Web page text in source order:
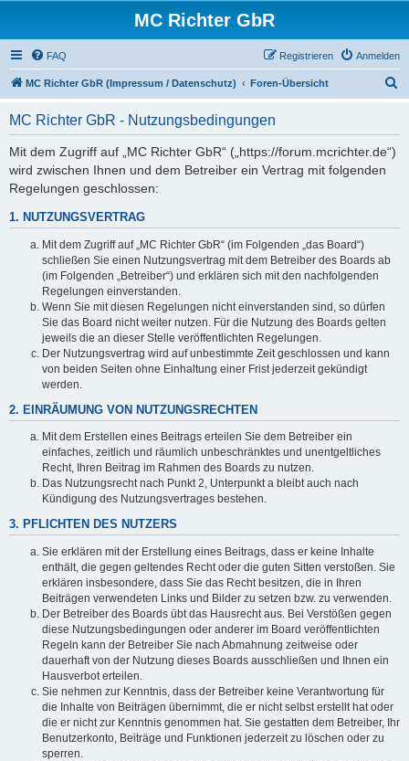
MC Richter GbR
FAQ Anmelden
Registrieren
MC Richter GbR (Impressum / Datenschutz) Foren-Übersicht
MC Richter GbR - Nutzungsbedingungen
Mit dem Zugriff auf „MC Richter GbR“ („https://forum.mcrichter.de“)
wird zwischen Ihnen und dem Betreiber ein Vertrag mit folgenden
Regelungen geschlossen:
1. NUTZUNGSVERTRAG
Mit dem Zugriff auf „MC Richter GbR“ (im Folgenden „das Board“)
schließen Sie einen Nutzungsvertrag mit dem Betreiber des Boards ab
(im Folgenden „Betreiber“) und erklären sich mit den nachfolgenden
Regelungen einverstanden.
Wenn Sie mit diesen Regelungen nicht einverstanden sind, so dürfen
Sie das Board nicht weiter nutzen. Für die Nutzung des Boards gelten
jeweils die an dieser Stelle veröffentlichten Regelungen.
Der Nutzungsvertrag wird auf unbestimmte Zeit geschlossen und kann
von beiden Seiten ohne Einhaltung einer Frist jederzeit gekündigt
werden.
2. EINRÄUMUNG VON NUTZUNGSRECHTEN
Mit dem Erstellen eines Beitrags erteilen Sie dem Betreiber ein
einfaches, zeitlich und räumlich unbeschränktes und unentgeltliches
Recht, Ihren Beitrag im Rahmen des Boards zu nutzen.
Das Nutzungsrecht nach Punkt 2, Unterpunkt a bleibt auch nach
Kündigung des Nutzungsvertrages bestehen.
3. PFLICHTEN DES NUTZERS
Sie erklären mit der Erstellung eines Beitrags, dass er keine Inhalte
enthält, die gegen geltendes Recht oder die guten Sitten verstoßen. Sie
erklären insbesondere, dass Sie das Recht besitzen, die in Ihren
Beiträgen verwendeten Links und Bilder zu setzen bzw. zu verwenden.
Der Betreiber des Boards übt das Hausrecht aus. Bei Verstößen gegen
diese Nutzungsbedingungen oder anderer im Board veröffentlichten
Regeln kann der Betreiber Sie nach Abmahnung zeitweise oder
dauerhaft von der Nutzung dieses Boards ausschließen und Ihnen ein
Hausverbot erteilen.
Sie nehmen zur Kenntnis, dass der Betreiber keine Verantwortung für
die Inhalte von Beiträgen übernimmt, die er nicht selbst erstellt hat oder
die er nicht zur Kenntnis genommen hat. Sie gestatten dem Betreiber, Ihr
Benutzerkonto, Beiträge und Funktionen jederzeit zu löschen oder zu
sperren.